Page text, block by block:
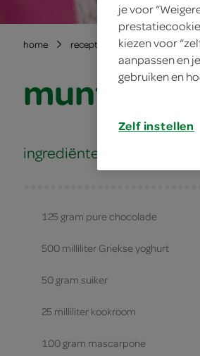
home recepten muntpudding
ingrediënten
125 gram pure chocolade
500 milliliter Griekse yoghurt
50 gram suiker
25 milliliter kookroom
100 gram mascarpone
je voor
kiezen voor
aanpassen en
gebruiken en
Zelf instellen